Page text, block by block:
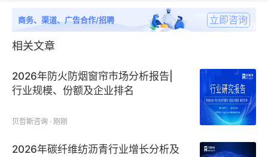
商务、渠道、广告合作/招聘 立即咨询
相关文章
2026年防火防烟窗帘市场分析报告|
行业规模、份额及企业排名
贝哲斯咨询 · 刚刚
2026年碳纤维纺沥青行业增长分析及